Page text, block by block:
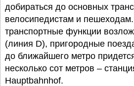
добираться до основных
велосипедистам и
транспортные функции
(линия D), пригородные
до ближайшего метро
несколько сот метров –
Hauptbahnhof.